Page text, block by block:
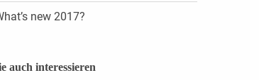
new 2017?
auch interessieren